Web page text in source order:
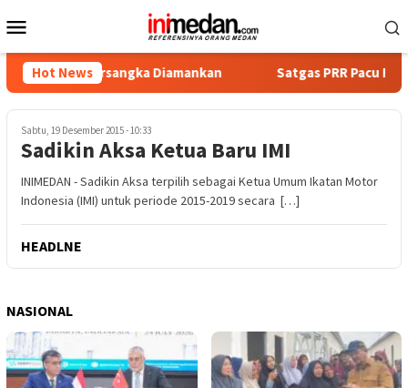
ke
Mobile
Hot News
Tersangka Diamankan Satgas PRR Pacu Realisasi
Sabtu, 19 Desember 2015 - 10:33
Sadikin Aksa Ketua Baru IMI
INIMEDAN - Sadikin Aksa terpilih sebagai Ketua Umum Ikatan Motor
Indonesia (IMI) untuk periode 2015-2019 secara […]
HEADLNE
NASIONAL